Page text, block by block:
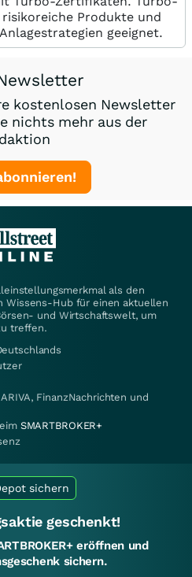
Produkte und
geeignet.
kostenlosen Newsletter
nichts mehr aus der
als den
Wissens-Hub für einen aktuellen
und Wirtschaftswelt, um
treffen.
FinanzNachrichten und
SMARTBROKER+
sichern
geschenkt!
eröffnen und
sichern.